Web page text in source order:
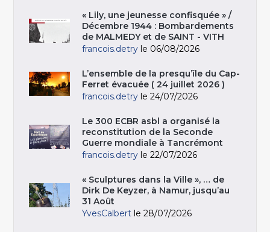
« Lily, une jeunesse confisquée » /
Décembre 1944 : Bombardements
de MALMEDY et de SAINT - VITH
francois.detry le 06/08/2026
L’ensemble de la presqu’île du Cap-
Ferret évacuée ( 24 juillet 2026 )
francois.detry le 24/07/2026
Le 300 ECBR asbl a organisé la
reconstitution de la Seconde
Guerre mondiale à Tancrémont
francois.detry le 22/07/2026
« Sculptures dans la Ville », … de
Dirk De Keyzer, à Namur, jusqu’au
31 Août
YvesCalbert le 28/07/2026